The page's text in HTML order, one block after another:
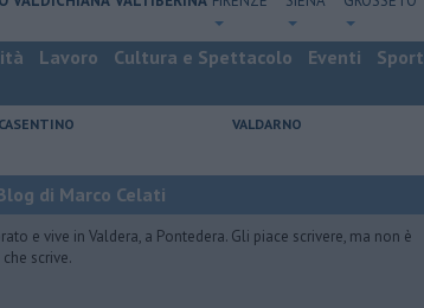
Lavoro Cultura e Spettacolo Eventi Sport
CASENTINO VALDARNO
di Marco Celati
e vive in Valdera, a Pontedera. Gli piace scrivere, ma non è
scrive.